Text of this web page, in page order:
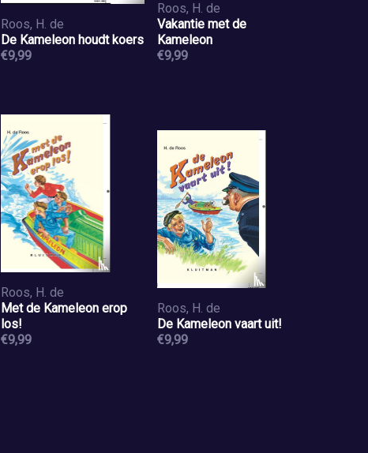
Roos, H. de
De Kameleon houdt koers
€9,99
Roos, H. de
Vakantie met de
Kameleon
€9,99
Roos, H. de
Met de Kameleon erop
los!
€9,99
Roos, H. de
De Kameleon vaart uit!
€9,99